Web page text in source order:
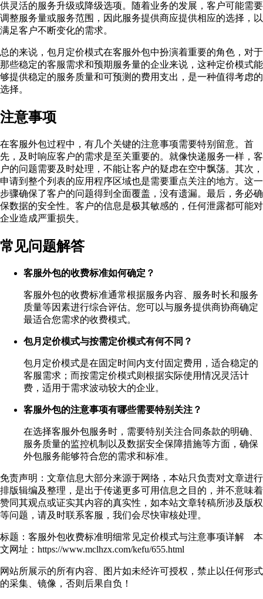
供灵活的服务升级或降级选项。随着业务的发展，客户可能需要
调整服务量或服务范围，因此服务提供商应提供相应的选择，以
满足客户不断变化的需求。
总的来说，包月定价模式在客服外包中扮演着重要的角色，对于
那些稳定的客服需求和预期服务量的企业来说，这种定价模式能
够提供稳定的服务质量和可预测的费用支出，是一种值得考虑的
选择。
注意事项
在客服外包过程中，有几个关键的注意事项需要特别留意。首
先，及时响应客户的需求是至关重要的。就像快递服务一样，客
户的问题需要及时处理，不能让客户的疑虑在空中飘荡。其次，
申请到整个列表的应用程序区域也是需要重点关注的地方。这一
步骤确保了客户的问题得到全面覆盖，没有遗漏。最后，务必确
保数据的安全性。客户的信息是极其敏感的，任何泄露都可能对
企业造成严重损失。
常见问题解答
客服外包的收费标准如何确定？
客服外包的收费标准通常根据服务内容、服务时长和服务
质量等因素进行综合评估。您可以与服务提供商协商确定
最适合您需求的收费模式。
包月定价模式与按需定价模式有何不同？
包月定价模式是在固定时间内支付固定费用，适合稳定的
客服需求；而按需定价模式则根据实际使用情况灵活计
费，适用于需求波动较大的企业。
客服外包的注意事项有哪些需要特别关注？
在选择客服外包服务时，需要特别关注合同条款的明确、
服务质量的监控机制以及数据安全保障措施等方面，确保
外包服务能够符合您的需求和标准。
免责声明：文章信息大部分来源于网络，本站只负责对文章进行
排版辑编及整理，是出于传递更多可用信息之目的，并不意味着
赞同其观点或证实其内容的真实性，如本站文章转稿所涉及版权
等问题，请及时联系客服，我们会尽快审核处理。
标题：客服外包收费标准明细常见定价模式与注意事项详解 本
文网址：https://www.mclhzx.com/kefu/655.html
网站所展示的所有内容、图片如未经许可授权，禁止以任何形式
的采集、镜像，否则后果自负！